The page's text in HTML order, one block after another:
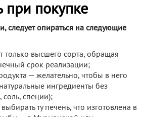
при покупке
следует опираться на следующие
только высшего сорта, обращая
срок реализации;
— желательно, чтобы в него
ингредиенты без
соль, специи);
ту печень, что изготовлена в